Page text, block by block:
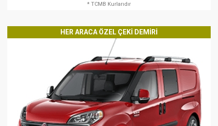
* TCMB Kurlarıdır
HER ARACA ÖZEL ÇEKİ DEMİRİ